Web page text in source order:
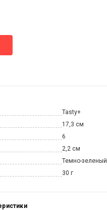
Tasty+
17,3 см
6
2,2 см
Темно-зеленый
30 г